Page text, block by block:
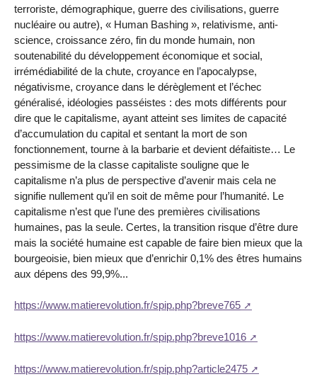
terroriste, démographique, guerre des civilisations, guerre
nucléaire ou autre), « Human Bashing », relativisme, anti-
science, croissance zéro, fin du monde humain, non
soutenabilité du développement économique et social,
irrémédiabilité de la chute, croyance en l’apocalypse,
négativisme, croyance dans le dérèglement et l’échec
généralisé, idéologies passéistes : des mots différents pour
dire que le capitalisme, ayant atteint ses limites de capacité
d’accumulation du capital et sentant la mort de son
fonctionnement, tourne à la barbarie et devient défaitiste… Le
pessimisme de la classe capitaliste souligne que le
capitalisme n’a plus de perspective d’avenir mais cela ne
signifie nullement qu’il en soit de même pour l’humanité. Le
capitalisme n’est que l’une des premières civilisations
humaines, pas la seule. Certes, la transition risque d’être dure
mais la société humaine est capable de faire bien mieux que la
bourgeoisie, bien mieux que d’enrichir 0,1% des êtres humains
aux dépens des 99,9%...
https://www.matierevolution.fr/spip.php?breve765
https://www.matierevolution.fr/spip.php?breve1016
https://www.matierevolution.fr/spip.php?article2475